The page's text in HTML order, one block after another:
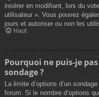
insérer en modifiant, lors du
utilisateur ». Vous pouvez
jours et autoriser ou non les
Haut
Pourquoi ne puis-je
sondage ?
La limite d’options d’un
forum. Si le nombre d’options